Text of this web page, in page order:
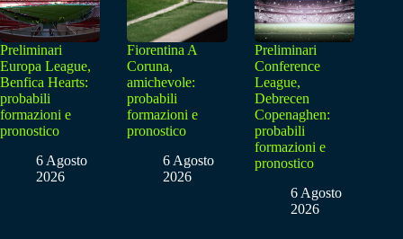
Preliminari
Europa League,
Benfica Hearts:
probabili
formazioni e
pronostico
6 Agosto
2026
Fiorentina A
Coruna,
amichevole:
probabili
formazioni e
pronostico
6 Agosto
2026
Preliminari
Conference
League,
Debrecen
Copenaghen:
probabili
formazioni e
pronostico
6 Agosto
2026